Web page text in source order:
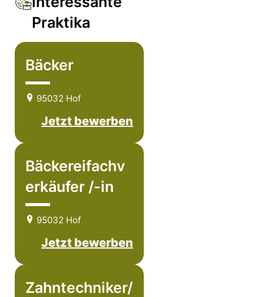
Praktika
Bäcker
95032 Hof
Jetzt bewerben
Bäckereifachv
erkäufer /-in
95032 Hof
Jetzt bewerben
Zahntechniker/